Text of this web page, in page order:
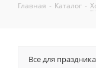
Главная - Каталог -
Все для